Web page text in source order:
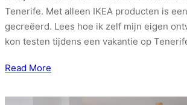
Tenerife. Met alleen IKEA producten is
gecreëerd. Lees hoe ik zelf mijn eigen
kon testen tijdens een vakantie op
Read More